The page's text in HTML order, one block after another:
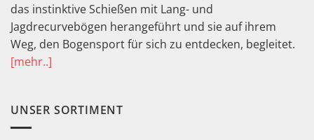
das instinktive Schießen mit Lang- und
Jagdrecurvebögen herangeführt und sie auf ihrem
Weg, den Bogensport für sich zu entdecken, begleitet.
[mehr..]
UNSER SORTIMENT